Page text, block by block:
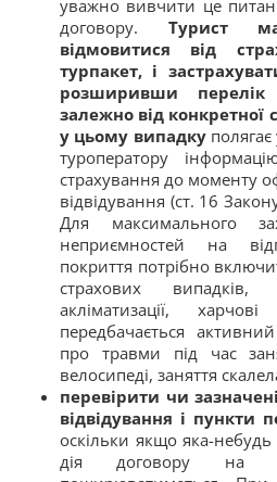
уважно вивчити це
договору. Турист
відмовитися від
турпакет, і
розширивши перелік
залежно від конкретної
у цьому випадку
туроператору
страхування до моменту
відвідування (ст. 16
Для максимального
неприємностей на
покриття потрібно
страхових випадків,
акліматизації,
передбачається
про травми під час
велосипеді, заняття
перевірити чи
відвідування і пункти
оскільки якщо яка-
дія договору на